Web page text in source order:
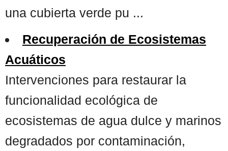
una cubierta verde pu ...
Recuperación de Ecosistemas
Acuáticos
Intervenciones para restaurar la
funcionalidad ecológica de
ecosistemas de agua dulce y marinos
degradados por contaminación,